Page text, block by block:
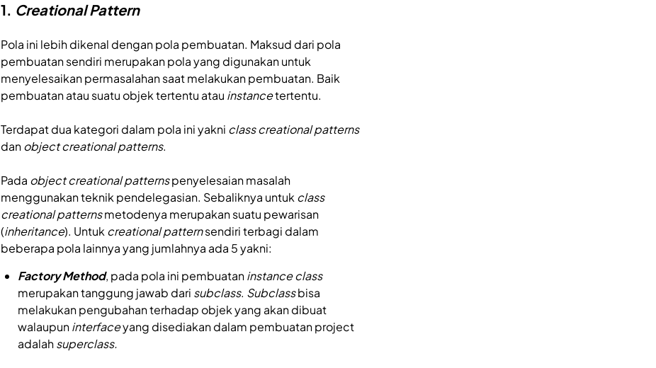
1. Creational Pattern
Pola ini lebih dikenal dengan pola pembuatan. Maksud dari pola
pembuatan sendiri merupakan pola yang digunakan untuk
menyelesaikan permasalahan saat melakukan pembuatan. Baik
pembuatan atau suatu objek tertentu atau instancetertentu.
Terdapat dua kategori dalam pola ini yakni class creational patterns
danobject creational patterns.
Pada object creational patternspenyelesaian masalah
menggunakan teknik pendelegasian. Sebaliknya untuk class
creational patternsmetodenya merupakan suatu pewarisan
(inheritance). Untuk creational patternsendiri terbagi dalam
beberapa pola lainnya yang jumlahnya ada 5 yakni:
Factory Method, pada pola ini pembuataninstance class
merupakan tanggung jawab dari subclass. Subclassbisa
melakukan pengubahan terhadap objek yang akan dibuat
walaupuninterfaceyang disediakan dalam pembuatan project
adalahsuperclass.